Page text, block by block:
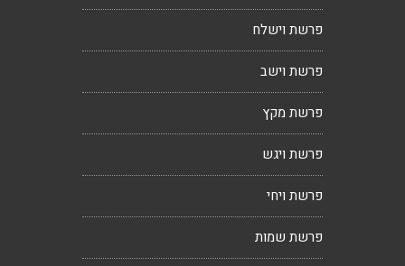
פרשת וישלח
פרשת וישב
פרשת מקץ
פרשת ויגש
פרשת ויחי
פרשת שמות